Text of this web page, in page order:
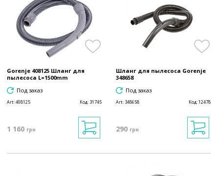
Gorenje 408125 Шланг для
пылесоса L=1500mm
Под заказ
Art:408125 Код: 31745
1 160 грн
Шланг для пылесоса Gorenje
348658
Под заказ
Art: 348658 Код:12478
290 грн